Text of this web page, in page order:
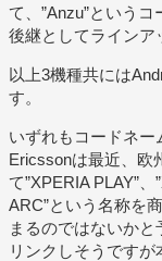
て、”Anzu”という
後継としてラインア
以上3機種共には
す。
いずれもコードネ
Ericssonは最近、欧
て”XPERIA PLAY”
ARC”という名称を
まるのではないかと
リンクしそうです